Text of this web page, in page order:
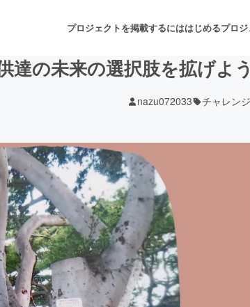
プロジェクトを掲載するにははじめるプロ
音楽
ゲーム・サービス開発
書籍・雑誌出版
チャレンジ
達の未来の選択肢を拡げよ
nazu072033 チャレンジ